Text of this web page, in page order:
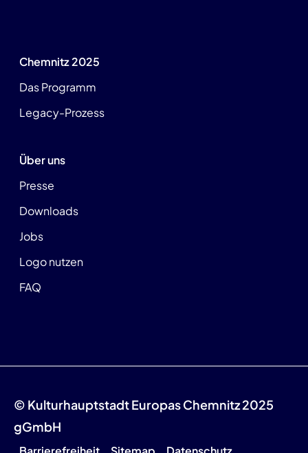
Chemnitz 2025
Das Programm
Legacy-Prozess
Über uns
Presse
Downloads
Jobs
Logo nutzen
FAQ
© Kulturhauptstadt Europas Chemnitz 2025
gGmbH